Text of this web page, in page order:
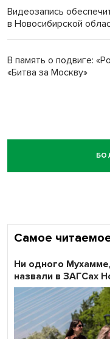
Видеозапись
в Новосибирской
В память о подвиге:
«Битва за Москву»
Самое
Ни одного
назвали в ЗАГСах